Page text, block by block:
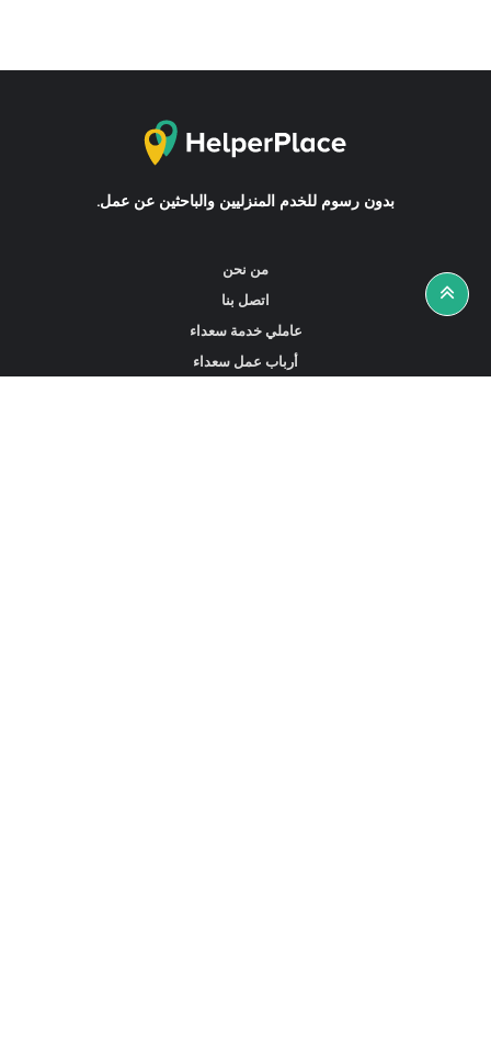
بدون رسوم للخدم المنزليين والباحثين عن عمل.
من نحن
اتصل بنا
عاملي خدمة سعداء
أرباب عمل سعداء